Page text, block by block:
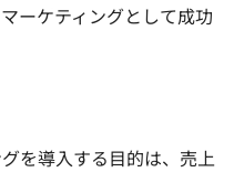
ーケティングとして成功
を導入する目的は、売上